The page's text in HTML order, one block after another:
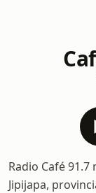
Radio Café
Jipijapa,